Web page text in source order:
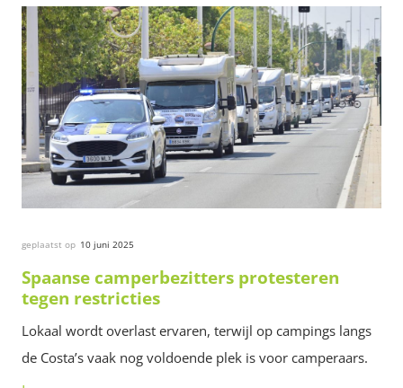
geplaatst op 10 juni 2025
Spaanse camperbezitters protesteren
tegen restricties
Lokaal wordt overlast ervaren, terwijl op campings langs
de Costa’s vaak nog voldoende plek is voor camperaars.